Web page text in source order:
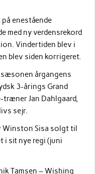
enestående
med ny verdensrekord
Vindertiden blev i
blev siden korrigeret.
årgangens
3-årings Grand
Jan Dahlgaard,
sejr.
Sisa solgt til
i sit nye regi (juni
Tamsen – Wishing